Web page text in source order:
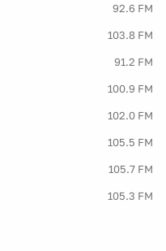
92.6 FM
103.8 FM
91.2 FM
100.9 FM
102.0 FM
105.5 FM
105.7 FM
105.3 FM